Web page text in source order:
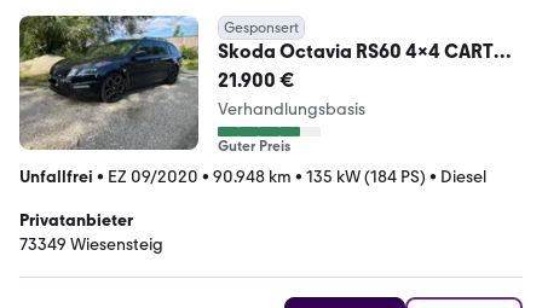
Gesponsert
Skoda Octavia RS60 4x4 CARTON
COLUMBUS 8-Fach
21.900 €
Verhandlungsbasis
Guter Preis
Unfallfrei • EZ 09/2020 • 90.948 km • 135 kW (184 PS) • Diesel
Privatanbieter
73349 Wiesensteig